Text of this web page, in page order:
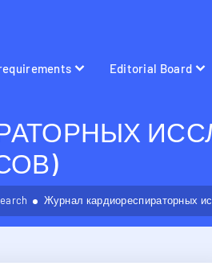
Editorial Board
Журнал кардиореспираторных